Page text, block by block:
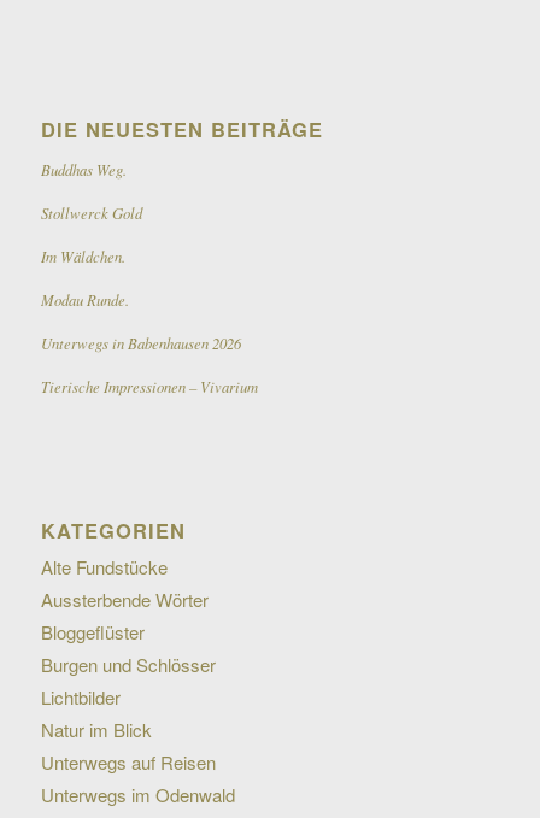
DIE NEUESTEN BEITRÄGE
Buddhas Weg.
Stollwerck Gold
Im Wäldchen.
Modau Runde.
Unterwegs in Babenhausen 2026
Tierische Impressionen – Vivarium
KATEGORIEN
Alte Fundstücke
Aussterbende Wörter
Bloggeflüster
Burgen und Schlösser
Lichtbilder
Natur im Blick
Unterwegs auf Reisen
Unterwegs im Odenwald